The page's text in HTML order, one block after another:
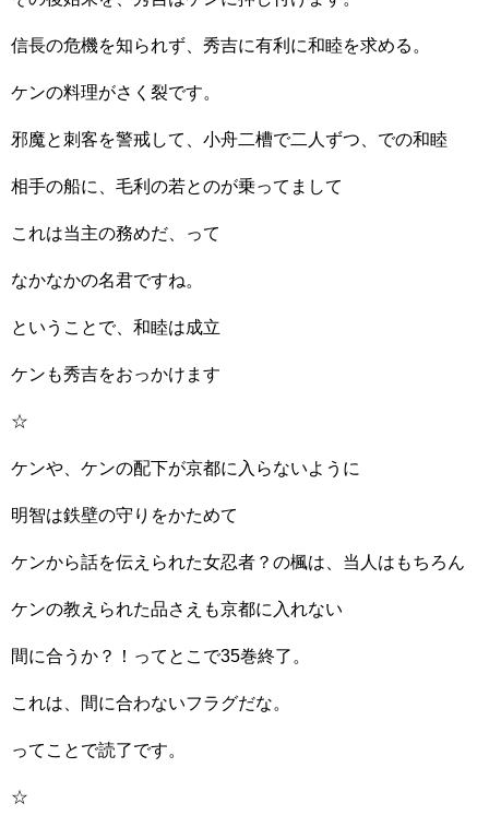
信長の危機を知られず、秀吉に有利に和睦を求める。
ケンの料理がさく裂です。
邪魔と刺客を警戒して、小舟二槽で二人ずつ、での和睦
相手の船に、毛利の若とのが乗ってまして
これは当主の務めだ、って
なかなかの名君ですね。
ということで、和睦は成立
ケンも秀吉をおっかけます
☆
ケンや、ケンの配下が京都に入らないように
明智は鉄壁の守りをかためて
ケンから話を伝えられた女忍者？の楓は、当人はもちろん
ケンの教えられた品さえも京都に入れない
間に合うか？！ってとこで35巻終了。
これは、間に合わないフラグだな。
ってことで読了です。
☆